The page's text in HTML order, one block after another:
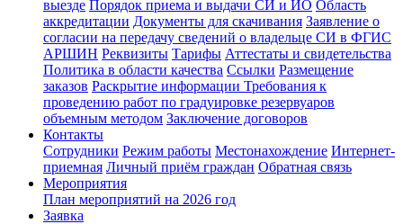
выезде Порядок приема и выдачи СИ и ИО Область
аккредитации Документы для скачивания Заявление о
согласии на передачу сведений о владельце СИ в ФГИС
АРШИН Реквизиты Тарифы Аттестаты и свидетельства
Политика в области качества Ссылки Размещение
заказов Раскрытие информации Требования к
проведению работ по градуировке резервуаров
объемным методом Заключение договоров
Контакты
Сотрудники Режим работы Местонахождение Интернет-
приемная Личный приём граждан Обратная связь
Мероприятия
План мероприятий на 2026 год
Заявка